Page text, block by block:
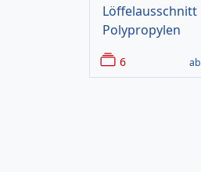
Löffelausschnitt
Polypropylen
6 ab